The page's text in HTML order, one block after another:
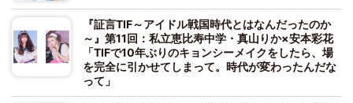
『証言TIF～アイドル戦国時代とはなんだったのか
～』第11回：私立恵比寿中学・真山りか×安本彩花
「TIFで10年ぶりのキョンシーメイクをしたら、場
を完全に引かせてしまって。時代が変わったんだな
って」